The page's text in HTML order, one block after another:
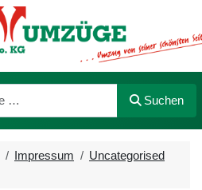
Suchen
Impressum
Uncategorised